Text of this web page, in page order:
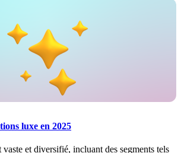
luxe en 2025
et diversifié, incluant des segments tels